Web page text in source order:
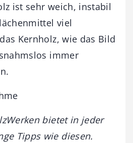
ist sehr weich, instabil
viel
Kernholz, wie das Bild
immer
bietet in jeder
Tipps wie diesen.